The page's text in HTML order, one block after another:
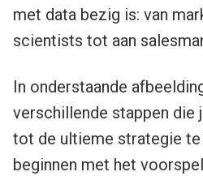
met data bezig is: van
scientists tot aan
In onderstaande
verschillende stappen die
tot de ultieme strategie te
beginnen met het